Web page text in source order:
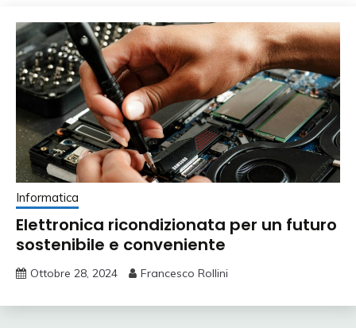
Informatica
Elettronica ricondizionata per un futuro
sostenibile e conveniente
Ottobre 28, 2024 Francesco Rollini